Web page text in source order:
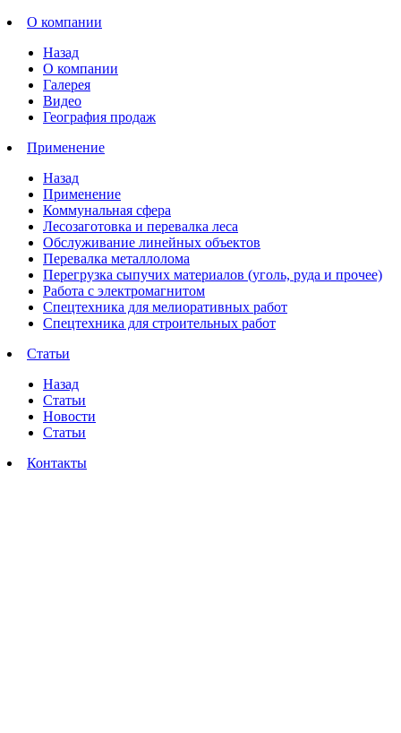
О компании
Назад
О компании
Галерея
Видео
География продаж
Применение
Назад
Применение
Коммунальная сфера
Лесозаготовка и перевалка леса
Обслуживание линейных объектов
Перевалка металлолома
Перегрузка сыпучих материалов (уголь, руда и прочее)
Работа с электромагнитом
Спецтехника для мелиоративных работ
Спецтехника для строительных работ
Статьи
Назад
Статьи
Новости
Статьи
Контакты